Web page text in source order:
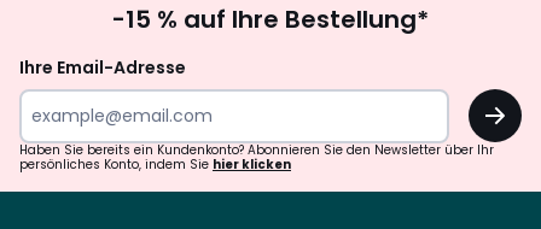
abonnieren
-15 % auf Ihre Bestellung*
Ihre Email-Adresse
OK
Haben Sie bereits ein Kundenkonto? Abonnieren Sie den Newsletter über Ihr
persönliches Konto, indem Sie hier klicken